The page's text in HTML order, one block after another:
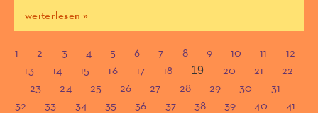
weiterlesen »
1 2 3 4 5 6 7 8 9 10 11
12
13
14 15 16 17 18 19 20 21
22
23
24 25 26 27 28 29 30
31
32
33 34 35 36 37 38 39 40
41